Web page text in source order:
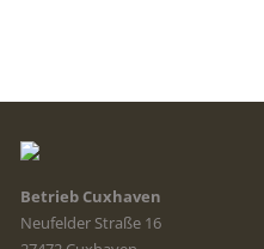
Betrieb Cuxhaven
Neufelder Straße 16